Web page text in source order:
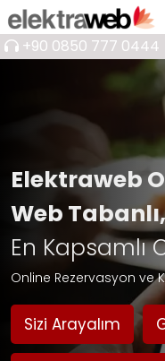
+90 0850 777 0444
Elektraweb
Web
En Kapsamlı
Online Rezervasyon ve
Sizi Arayalım